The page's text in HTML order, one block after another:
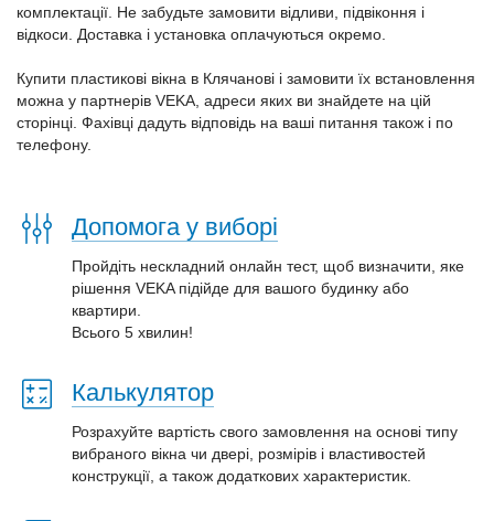
комплектації. Не забудьте замовити відливи, підвіконня і
відкоси. Доставка і установка оплачуються окремо.
Купити пластикові вікна в Клячанові і замовити їх встановлення
можна у партнерів VEKA, адреси яких ви знайдете на цій
сторінці. Фахівці дадуть відповідь на ваші питання також і по
телефону.
Допомога у виборі
Пройдіть нескладний онлайн тест, щоб визначити, яке
рішення VEKA підійде для вашого будинку або
квартири.
Всього 5 хвилин!
Калькулятор
Розрахуйте вартість свого замовлення на основі типу
вибраного вікна чи двері, розмірів і властивостей
конструкції, а також додаткових характеристик.